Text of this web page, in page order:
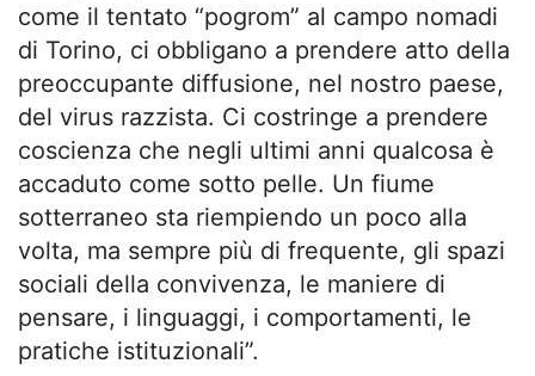
come il tentato “pogrom” al campo nomadi
di Torino, ci obbligano a prendere atto della
preoccupante diffusione, nel nostro paese,
del virus razzista. Ci costringe a prendere
coscienza che negli ultimi anni qualcosa è
accaduto come sotto pelle. Un fiume
sotterraneo sta riempiendo un poco alla
volta, ma sempre più di frequente, gli spazi
sociali della convivenza, le maniere di
pensare, i linguaggi, i comportamenti, le
pratiche istituzionali”.